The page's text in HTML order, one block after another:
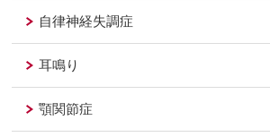
自律神経失調症
耳鳴り
顎関節症